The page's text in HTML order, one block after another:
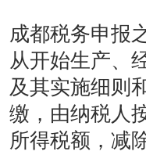
成都税务申报
从开始生产、
及其实施细则
缴，由纳税人
所得税额，减